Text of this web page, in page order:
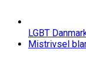
LGBT
Mistrivsel